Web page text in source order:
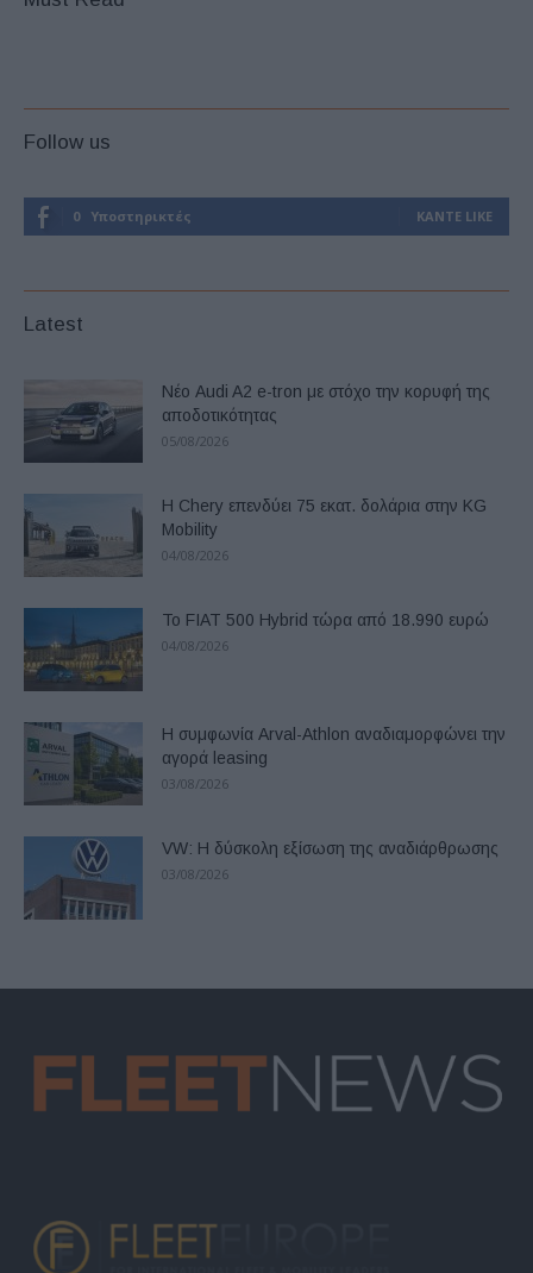
Follow us
0 Υποστηρικτές ΚΆΝΤΕ LIKE
Latest
Νέο Audi A2 e-tron με στόχο την κορυφή της
αποδοτικότητας
05/08/2026
Η Chery επενδύει 75 εκατ. δολάρια στην KG
Mobility
04/08/2026
Το FIAT 500 Hybrid τώρα από 18.990 ευρώ
04/08/2026
Η συμφωνία Arval-Athlon αναδιαμορφώνει την
αγορά leasing
03/08/2026
VW: Η δύσκολη εξίσωση της αναδιάρθρωσης
03/08/2026